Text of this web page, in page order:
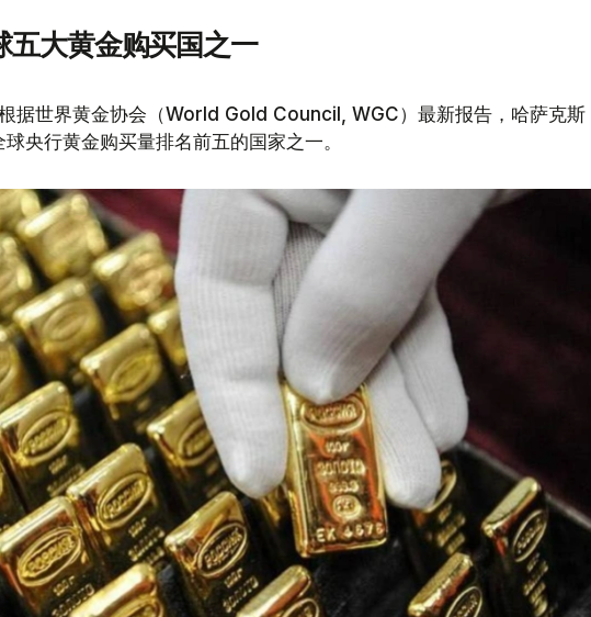
五大黄金购买国之一
根据世界黄金协会（World Gold Council, WGC）最新报告，哈萨克斯
央行黄金购买量排名前五的国家之一。